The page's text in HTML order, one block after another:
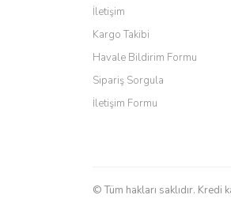
Ürün
Ürün bilgilerinde
Ürün fiyatı diğer
Bu ürüne benzer
İletişim
Kargo Takibi
Havale Bildirim Formu
Sipariş Sorgula
İletişim Formu
© Tüm hakları saklıdır. Kredi